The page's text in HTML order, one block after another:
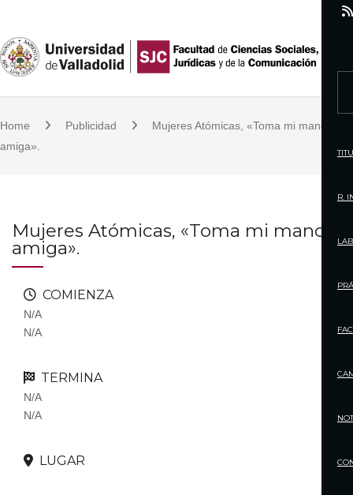
i
t
o
c
Home Publicidad
Mujeres Atómicas, «Toma mi mano,
amiga».
Mujeres Atómicas, «Toma mi mano,
amiga».
COMIENZA
N/A
N/A
TERMINA
N/A
N/A
LUGAR
r
h
o
:
R.